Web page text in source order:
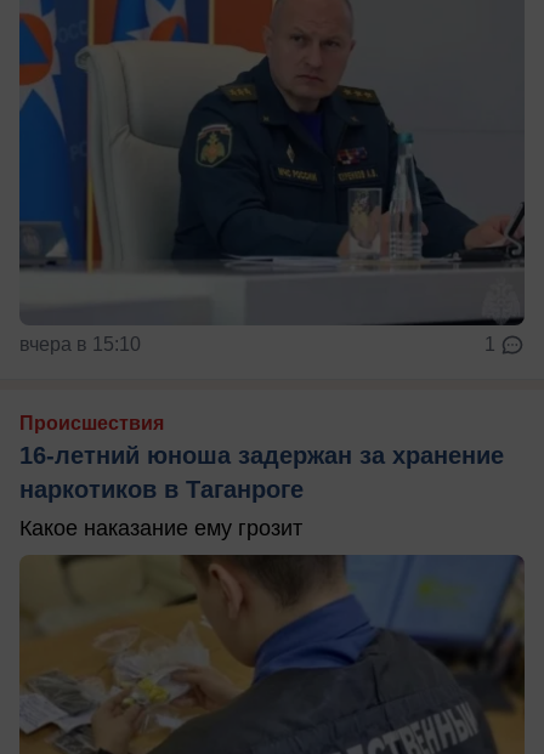
вчера в 15:10 1
Происшествия
16-летний юноша задержан за хранение
наркотиков в Таганроге
Какое наказание ему грозит